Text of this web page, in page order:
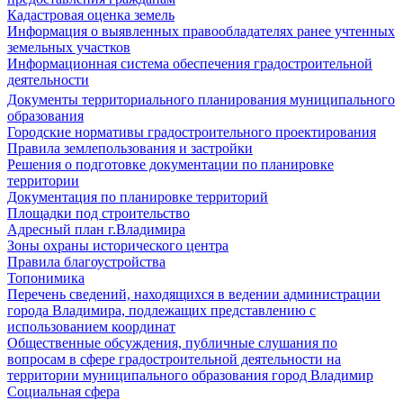
Кадастровая оценка земель
Информация о выявленных правообладателях ранее учтенных
земельных участков
Информационная система обеспечения градостроительной
деятельности
Документы территориального планирования муниципального
образования
Городские нормативы градостроительного проектирования
Правила землепользования и застройки
Решения о подготовке документации по планировке
территории
Документация по планировке территорий
Площадки под строительство
Адресный план г.Владимира
Зоны охраны исторического центра
Правила благоустройства
Топонимика
Перечень сведений, находящихся в ведении администрации
города Владимира, подлежащих представлению с
использованием координат
Общественные обсуждения, публичные слушания по
вопросам в сфере градостроительной деятельности на
территории муниципального образования город Владимир
Социальная сфера